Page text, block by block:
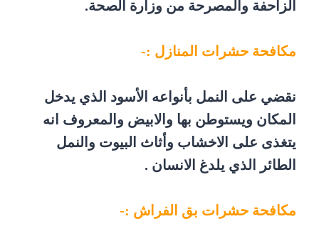
الزاحفة والمصرحة من وزارة الصحة.
مكافحة حشرات المنازل :-
نقضي على النمل بأنواعه الأسود الذي يدخل
المكان ويستوطن بها والابيض والمعروف انه
يتغذى على الاخشاب وأثاث البيوت والنمل
الطائر الذي يلدغ الانسان .
مكافحة حشرات بق الفراش :-